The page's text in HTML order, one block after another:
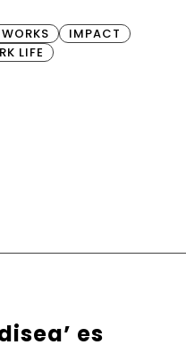
IMPACT
LIFE
es